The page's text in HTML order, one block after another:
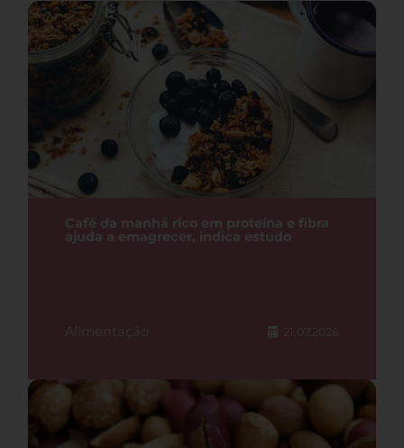
Café da manhã rico em proteína e fibra
ajuda a emagrecer, indica estudo
Alimentação 21.07.2026